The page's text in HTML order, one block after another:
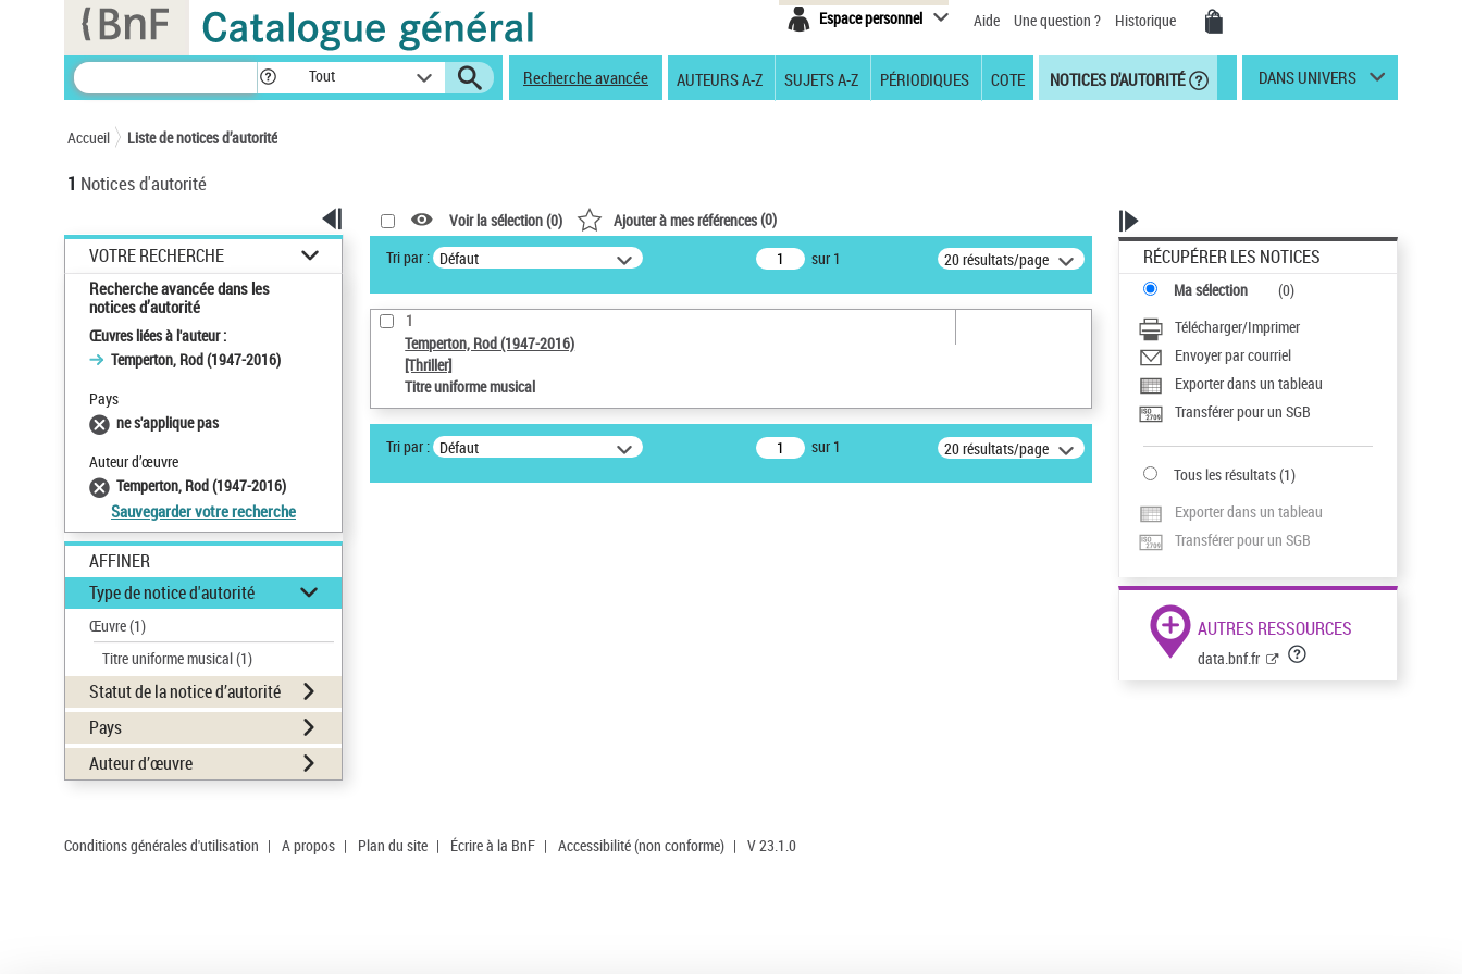
Espace personnel Aide Une question ? Historique
Tout Recherche avancée AUTEURS A-Z SUJETS A-Z PÉRIODIQUES COTE NOTICES D'AUTORITÉ DANS UNIVERS
Accueil Liste de notices d’autorité
1 Notices d'autorité
VOTRE RECHERCHE
Recherche avancée dans les
notices d’autorité
Œuvres liées à l'auteur :
Temperton, Rod (1947-2016)
Pays
ne s'applique pas
Auteur d’œuvre
Temperton, Rod (1947-2016)
Sauvegarder votre recherche
AFFINER
Type de notice d'autorité
Œuvre(1)
Titre uniforme musical(1)
Statut de la notice d’autorité
Pays
Auteur d’œuvre
Voir la sélection (0) Ajouter à mes références(0)
Tri par : Défaut sur 1 20 résultats/page
1
Temperton, Rod (1947-2016)
[Thriller]
Titre uniforme musical
Tri par : Défaut sur 1 20 résultats/page
RÉCUPÉRER LES NOTICES
Ma sélection (0)
Télécharger/Imprimer
Envoyer par courriel
Exporter dans un tableau
Transférer pour un SGB
Tous les résultats(1)
Exporter dans un tableau
Transférer pour un SGB
AUTRES RESSOURCES
data.bnf.fr
Conditions générales d'utilisation | A propos | Plan du site | Écrire à la BnF | Accessibilité (non conforme) | V 23.1.0
Panneau de gestion des cookies